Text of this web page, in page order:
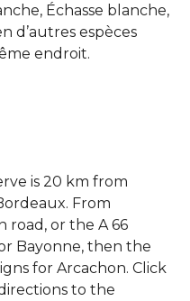
Échasse blanche,
d’autres espèces
endroit.
is 20 km from
From
road, or the A 66
Bayonne, then the
for Arcachon. Click
to the